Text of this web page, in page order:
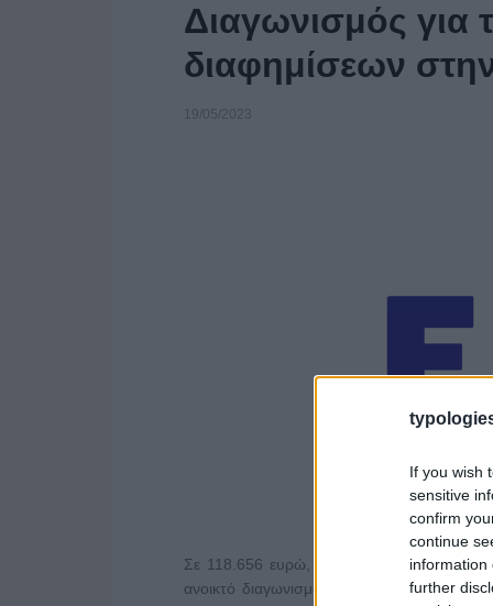
If you wish
sensitive
confirm
continue
information
further
Διαγωνισμός για
διαφημίσεων
19/05/2023
Σε 118.656 ευρώ, πλέον ΦΠΑ, ανέρχεται
ανοικτό διαγωνισμό για την «Προμήθεια